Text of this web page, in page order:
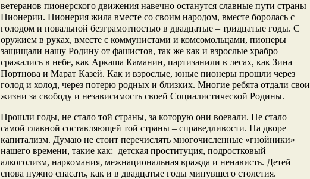
ветеранов пионерского движения навечно останутся славные пути страны
Пионерии. Пионерия жила вместе со своим народом, вместе боролась с
голодом и повальной безграмотностью в двадцатые – тридцатые годы. С
оружием в руках, вместе с коммунистами и комсомольцами, пионеры
защищали нашу Родину от фашистов, так же как и взрослые храбро
сражались в небе, как Аркаша Каманин, партизанили в лесах, как Зина
Портнова и Марат Казей. Как и взрослые, юные пионеры прошли через
голод и холод, через потерю родных и близких. Многие ребята отдали свои
жизни за свободу и независимость своей Социалистической Родины.
Прошли годы, не стало той страны, за которую они воевали. Не стало
самой главной составляющей той страны – справедливости. На дворе
капитализм. Думаю не стоит перечислять многочисленные «гнойники»
нашего времени, такие как: детская проституция, подростковый
алкоголизм, наркомания, межнациональная вражда и ненависть. Детей
снова нужно спасать, как и в двадцатые годы минувшего столетия.